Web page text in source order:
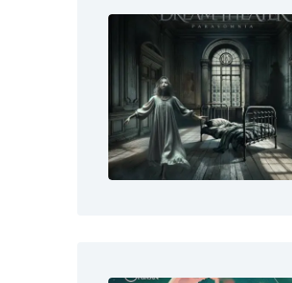
LE GROS RIFFIFI
LE GROS RIFFIFI –